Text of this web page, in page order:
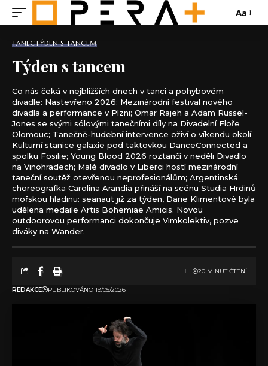
Aa
TANECTÝDEN S TANCEM
Týden s tancem
Co nás čeká v nejbližších dnech v tanci a pohybovém
divadle: Nastevřeno 2026: Mezinárodní festival nového
divadla a performance v Plzni; Omar Rajeh a Adam Russel-
Jones se svými sólovými tanečními díly na Divadelní Floře
Olomouc; Tanečně-hudební intervence oživí o víkendu okolí
Kulturní stanice galaxie pod taktovkou DanceConnected a
spolku Fosilie; Young Blood 2026 roztančí v neděli Divadlo
na Vinohradech; Malé divadlo v Liberci hostí mezinárodní
taneční soutěž otevřenou neprofesionálům; Argentinská
choreografka Carolina Arandia přináší na scénu Studia Hrdinů
mořskou hladinu: seanaut již za týden, Darie Klimentové byla
udělena medaile Artis Bohemiae Amicis. Novou
outdoorovou performanci dokončuje Vimkolektiv, pozve
diváky na Wander.
REDAKCE PUBLIKOVÁNO 19/05/2026
20 MINUT ČTENÍ